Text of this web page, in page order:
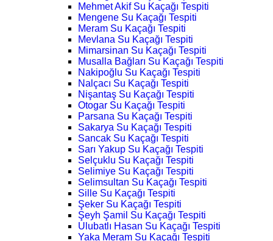
Mehmet Akif Su Kaçağı Tespiti
Mengene Su Kaçağı Tespiti
Meram Su Kaçağı Tespiti
Mevlana Su Kaçağı Tespiti
Mimarsinan Su Kaçağı Tespiti
Musalla Bağları Su Kaçağı Tespiti
Nakipoğlu Su Kaçağı Tespiti
Nalçacı Su Kaçağı Tespiti
Nişantaş Su Kaçağı Tespiti
Otogar Su Kaçağı Tespiti
Parsana Su Kaçağı Tespiti
Sakarya Su Kaçağı Tespiti
Sancak Su Kaçağı Tespiti
Sarı Yakup Su Kaçağı Tespiti
Selçuklu Su Kaçağı Tespiti
Selimiye Su Kaçağı Tespiti
Selimsultan Su Kaçağı Tespiti
Sille Su Kaçağı Tespiti
Şeker Su Kaçağı Tespiti
Şeyh Şamil Su Kaçağı Tespiti
Ulubatlı Hasan Su Kaçağı Tespiti
Yaka Meram Su Kaçağı Tespiti